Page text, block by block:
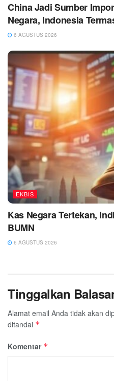
China Jadi Sumber
Negara, Indonesia
6 AGUSTUS 2026
EKBIS
Kas Negara Tertekan,
BUMN
6 AGUSTUS 2026
Tinggalkan
Alamat email Anda tidak akan
ditandai *
Komentar *